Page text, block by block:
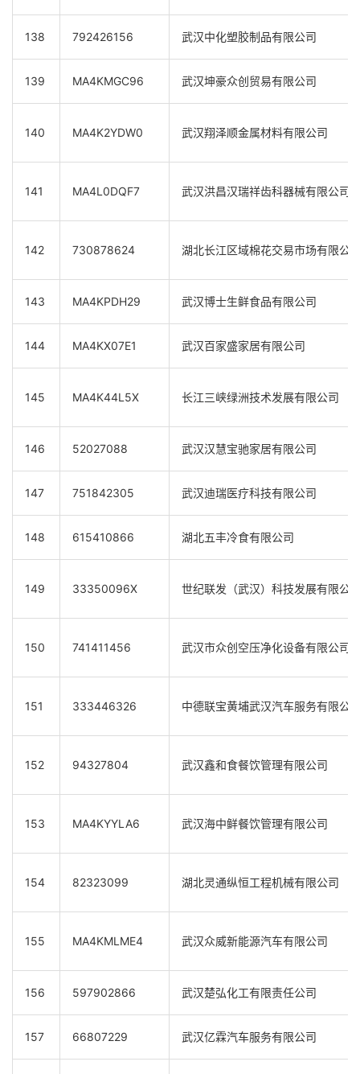
138 792426156 武汉中化塑胶制品有限公司
139 MA4KMGC96 武汉坤豪众创贸易有限公司
140 MA4K2YDW0 武汉翔泽顺金属材料有限公司
141 MA4L0DQF7 武汉洪昌汉瑞祥齿科器械有限公司
142 730878624 湖北长江区域棉花交易市场有限公
143 MA4KPDH29 武汉博士生鲜食品有限公司
144 MA4KX07E1 武汉百家盛家居有限公司
145 MA4K44L5X 长江三峡绿洲技术发展有限公司
146 52027088 武汉汉慧宝驰家居有限公司
147 751842305 武汉迪瑞医疗科技有限公司
148 615410866 湖北五丰冷食有限公司
149 33350096X 世纪联发（武汉）科技发展有限公
150 741411456 武汉市众创空压净化设备有限公司
151 333446326 中德联宝黄埔武汉汽车服务有限公
152 94327804 武汉鑫和食餐饮管理有限公司
153 MA4KYYLA6 武汉海中鲜餐饮管理有限公司
154 82323099 湖北灵通纵恒工程机械有限公司
155 MA4KMLME4 武汉众威新能源汽车有限公司
156 597902866 武汉楚弘化工有限责任公司
157 66807229 武汉亿霖汽车服务有限公司